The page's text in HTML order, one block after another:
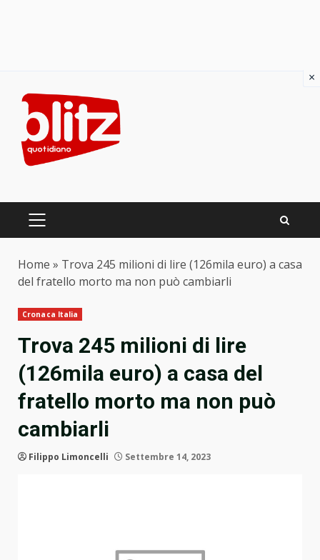
content
PRIMARY
Home » Trova 245 milioni di lire (126mila euro) a casa
del fratello morto ma non può cambiarli
Cronaca Italia
Trova 245 milioni di lire
(126mila euro) a casa del
fratello morto ma non può
cambiarli
Filippo Limoncelli Settembre 14, 2023
×